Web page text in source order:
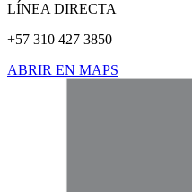
LÍNEA DIRECTA
+57 310 427 3850
ABRIR EN MAPS